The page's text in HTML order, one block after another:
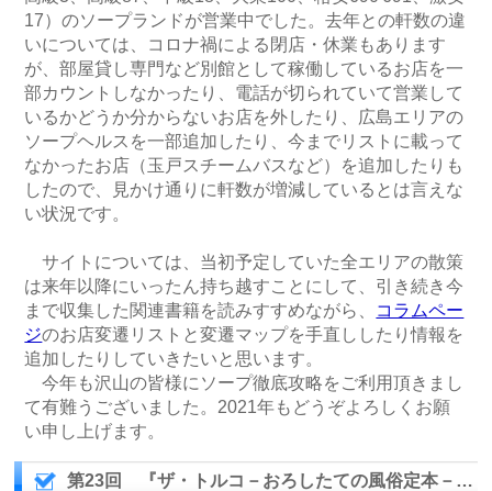
17）のソープランドが営業中でした。去年との軒数の違
いについては、コロナ禍による閉店・休業もあります
が、部屋貸し専門など別館として稼働しているお店を一
部カウントしなかったり、電話が切られていて営業して
いるかどうか分からないお店を外したり、広島エリアの
ソープヘルスを一部追加したり、今までリストに載って
なかったお店（玉戸スチームバスなど）を追加したりも
したので、見かけ通りに軒数が増減しているとは言えな
い状況です。
サイトについては、当初予定していた全エリアの散策
は来年以降にいったん持ち越すことにして、引き続き今
まで収集した関連書籍を読みすすめながら、 コラムペー
ジのお店変遷リストと変遷マップを手直ししたり情報を
追加したりしていきたいと思います。
今年も沢山の皆様にソープ徹底攻略をご利用頂きまし
て有難うございました。2021年もどうぞよろしくお願
い申し上げます。
第23回 『ザ・トルコ－おろしたての風俗定本－』を読んで